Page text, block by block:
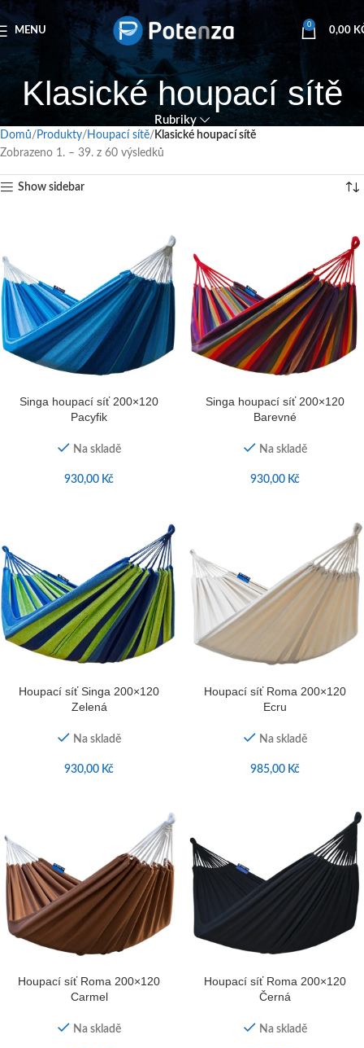
MENU
0
0,00
Klasické houpací sítě
Rubriky
Domů Produkty Houpací sítě Klasické houpací sítě
Zobrazeno 1. – 39. z 60 výsledků
Show sidebar
Singa houpací síť 200×120
Pacyfik
Na skladě
930,00 Kč
Singa houpací síť 200×120
Barevné
Na skladě
930,00 Kč
Houpací síť Singa 200×120
Zelená
Na skladě
930,00 Kč
Houpací síť Roma 200×120
Ecru
Na skladě
985,00 Kč
Houpací síť Roma 200×120
Carmel
Na skladě
Houpací síť Roma 200×120
Černá
Na skladě